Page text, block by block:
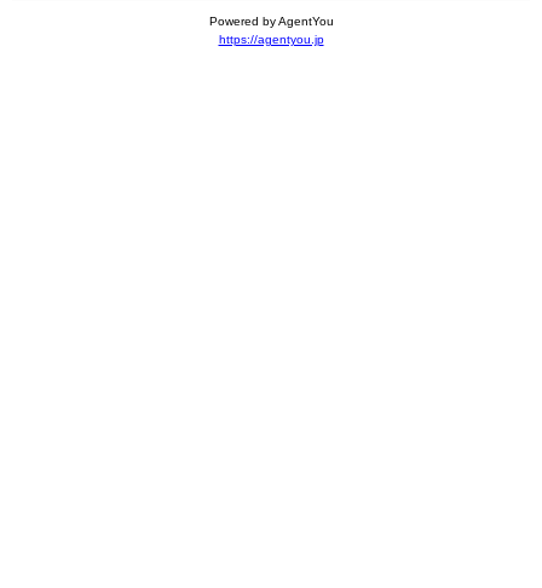
Powered by AgentYou
https://agentyou.jp